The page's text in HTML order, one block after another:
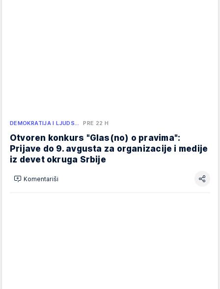
DEMOKRATIJA I LJUDS… PRE 22 H
Otvoren konkurs "Glas(no) o pravima":
Prijave do 9. avgusta za organizacije i medije
iz devet okruga Srbije
Komentariši